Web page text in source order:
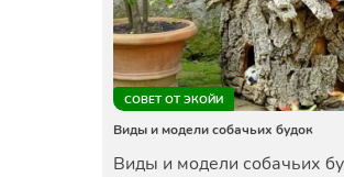
СОВЕТ ОТ ЭКОЙИ
Виды и модели собачьих будок
Виды и модели собачьих